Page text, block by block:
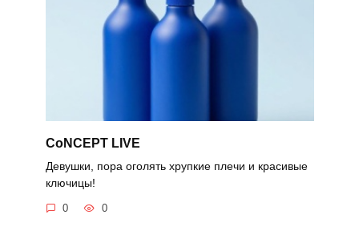
CoNCEPT LIVE
Девушки, пора оголять хрупкие плечи и красивые
ключицы!
0 0